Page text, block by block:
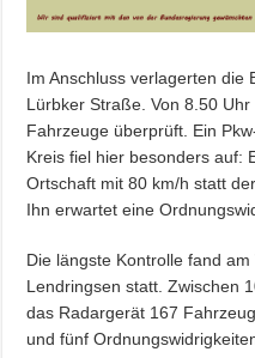
Im Anschluss verlagerten die
Lürbker Straße. Von 8.50
Fahrzeuge überprüft. Ein
Kreis fiel hier besonders auf:
Ortschaft mit 80 km/h statt
Ihn erwartet eine
Die längste Kontrolle fand
Lendringsen statt. Zwischen
das Radargerät 167
und fünf